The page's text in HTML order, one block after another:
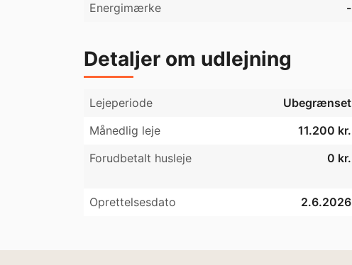
Energimærke
-
Detaljer om udlejning
Lejeperiode Ubegrænset
Månedlig leje
11.200 kr.
Forudbetalt husleje
0 kr.
Oprettelsesdato
2.6.2026